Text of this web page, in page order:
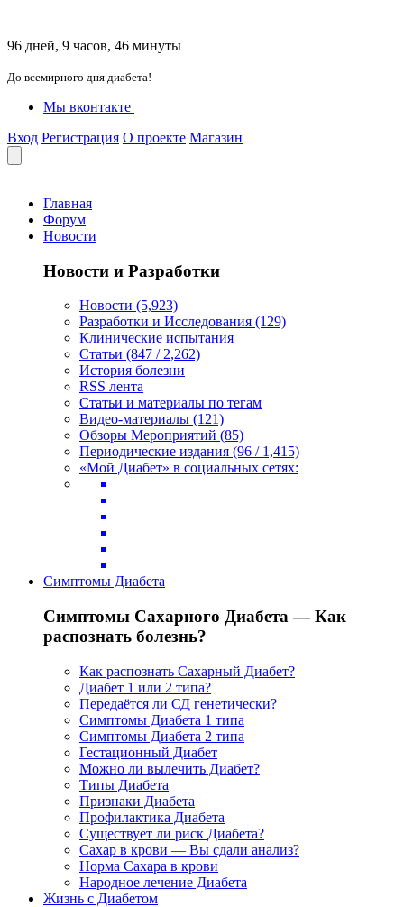
96 дней, 9 часов, 46 минуты
До всемирного дня диабета!
Мы вконтакте
Вход Регистрация О проекте Магазин
Главная
Форум
Новости
Новости и Разработки
Новости (5,923)
Разработки и Исследования (129)
Клинические испытания
Статьи (847 / 2,262)
История болезни
RSS лента
Статьи и материалы по тегам
Видео-материалы (121)
Обзоры Мероприятий (85)
Периодические издания (96 / 1,415)
«Мой Диабет» в социальных сетях:
Симптомы Диабета
Симптомы Сахарного Диабета — Как
распознать болезнь?
Как распознать Сахарный Диабет?
Диабет 1 или 2 типа?
Передаётся ли СД генетически?
Симптомы Диабета 1 типа
Симптомы Диабета 2 типа
Гестационный Диабет
Можно ли вылечить Диабет?
Типы Диабета
Признаки Диабета
Профилактика Диабета
Существует ли риск Диабета?
Сахар в крови — Вы сдали анализ?
Норма Сахара в крови
Народное лечение Диабета
Жизнь с Диабетом